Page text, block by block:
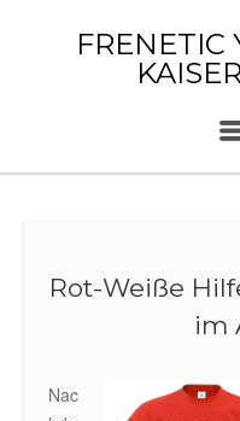
FRENETIC
Rot-Weiße
im
Nac